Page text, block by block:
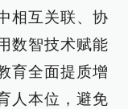
相互关联、协
数智技术赋能
育全面提质增
人本位，避免